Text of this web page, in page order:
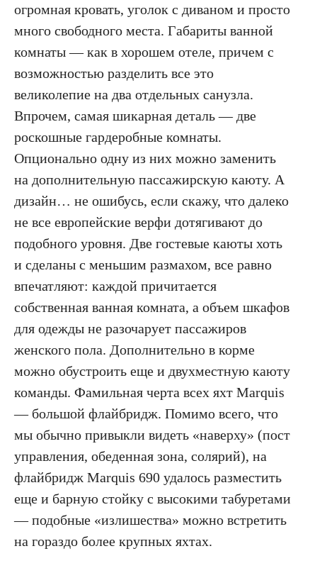
огромная кровать, уголок с диваном и просто
много свободного места. Габариты ванной
комнаты — как в хорошем отеле, причем с
возможностью разделить все это
великолепие на два отдельных санузла.
Впрочем, самая шикарная деталь — две
роскошные гардеробные комнаты.
Опционально одну из них можно заменить
на дополнительную пассажирскую каюту. А
дизайн… не ошибусь, если скажу, что далеко
не все европейские верфи дотягивают до
подобного уровня. Две гостевые каюты хоть
и сделаны с меньшим размахом, все равно
впечатляют: каждой причитается
собственная ванная комната, а объем шкафов
для одежды не разочарует пассажиров
женского пола. Дополнительно в корме
можно обустроить еще и двухместную каюту
команды. Фамильная черта всех яхт Marquis
— большой флайбридж. Помимо всего, что
мы обычно привыкли видеть «наверху» (пост
управления, обеденная зона, солярий), на
флайбридж Marquis 690 удалось разместить
еще и барную стойку с высокими табуретами
— подобные «излишества» можно встретить
на гораздо более крупных яхтах.